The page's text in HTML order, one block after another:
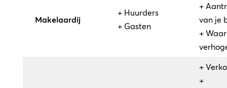
Makelaardij
+ Huurders
+ Gasten
+
van je
+
+
+